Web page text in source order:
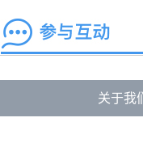
关于我们